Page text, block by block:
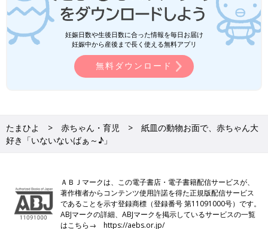
妊娠日数や生後日数に合った情報を毎日お届け
妊娠中から産後まで長く使える無料アプリ
無料ダウンロード
たまひよ 赤ちゃん・育児
紙皿の動物お面で、赤ちゃん大
好き「いないないばぁ～♪」
ＡＢＪマークは、この電子書店・電子書籍配信サービスが、
著作権者からコンテンツ使用許諾を得た正規版配信サービス
であることを示す登録商標（登録番号 第11091000号）です。
ABJマークの詳細、ABJマークを掲示しているサービスの一覧
はこちら→https://aebs.or.jp/